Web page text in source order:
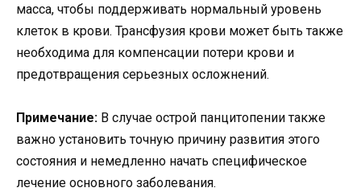
масса, чтобы поддерживать нормальный уровень
клеток в крови. Трансфузия крови может быть также
необходима для компенсации потери крови и
предотвращения серьезных осложнений.
Примечание: В случае острой панцитопении также
важно установить точную причину развития этого
состояния и немедленно начать специфическое
лечение основного заболевания.